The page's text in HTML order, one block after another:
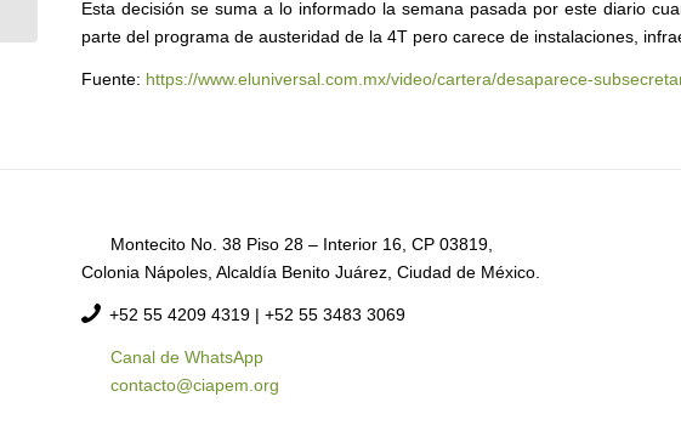
Esta decisión se suma a lo informado la semana pasada por este diario
parte del programa de austeridad de la 4T pero carece de instalaciones,
Fuente: https://www.eluniversal.com.mx/video/cartera/desaparece-
Montecito No. 38 Piso 28 – Interior 16, CP 03819,
Colonia Nápoles, Alcaldía Benito Juárez, Ciudad de México.
+52 55 4209 4319 | +52 55 3483 3069
Canal de WhatsApp
contacto@ciapem.org